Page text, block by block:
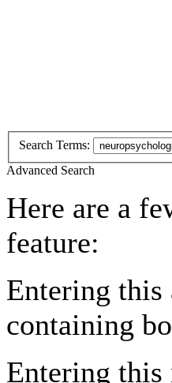
Search Terms:
Advanced Search
Here are a
feature:
Entering this
containing
Entering this